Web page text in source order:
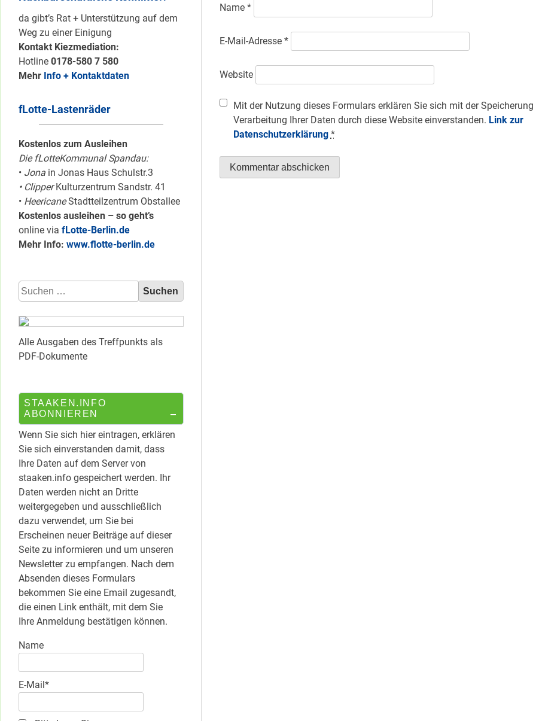
Name *
E-Mail-Adresse *
Website
Mit der Nutzung dieses Formulars erklären Sie sich mit der Speicherung
Verarbeitung Ihrer Daten durch diese Website einverstanden. Link zur
Datenschutzerklärung *
da gibt’s Rat + Unterstützung auf dem
Weg zu einer Einigung
Kontakt Kiezmediation:
Hotline 0178-580 7 580
Mehr Info + Kontaktdaten
fLotte-Lastenräder
Kostenlos zum Ausleihen
Die fLotteKommunal Spandau:
• Jona in Jonas Haus Schulstr.3
• ClipperKulturzentrum Sandstr. 41
• HeericaneStadtteilzentrum Obstallee
Kostenlos ausleihen – so geht’s
online via fLotte-Berlin.de
Mehr Info: www.flotte-berlin.de
Suchen
nach:
Alle Ausgaben des Treffpunkts als
PDF-Dokumente
STAAKEN.INFO
ABONNIEREN
Wenn Sie sich hier eintragen, erklären
Sie sich einverstanden damit, dass
Ihre Daten auf dem Server von
staaken.info gespeichert werden. Ihr
Daten werden nicht an Dritte
weitergegeben und ausschließlich
dazu verwendet, um Sie bei
Erscheinen neuer Beiträge auf dieser
Seite zu informieren und um unseren
Newsletter zu empfangen. Nach dem
Absenden dieses Formulars
bekommen Sie eine Email zugesandt,
die einen Link enthält, mit dem Sie
Ihre Anmeldung bestätigen können.
Name
E-Mail*